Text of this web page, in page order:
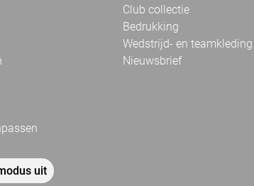
uit
Club collectie
Bedrukking
Wedstrijd- en teamkleding
Nieuwsbrief